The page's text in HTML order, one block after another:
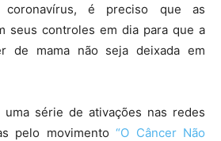
coronavírus, é preciso que as
seus controles em dia para que a
de mama não seja deixada em
série de ativações nas redes
pelo movimento “O Câncer Não